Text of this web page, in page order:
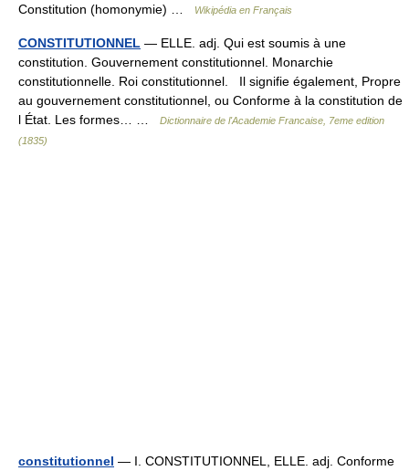
Constitution (homonymie) …
Wikipédia en Français
CONSTITUTIONNEL — ELLE. adj. Qui est soumis à une
constitution. Gouvernement constitutionnel. Monarchie
constitutionnelle. Roi constitutionnel. Il signifie également, Propre
au gouvernement constitutionnel, ou Conforme à la constitution de
l État. Les formes… …
Dictionnaire de l'Academie Francaise, 7eme edition
(1835)
constitutionnel — I. CONSTITUTIONNEL, ELLE. adj. Conforme